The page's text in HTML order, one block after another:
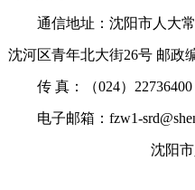
通信地址：沈阳市人大常
沈河区青年北大街26号 邮政
传 真：（024）22736400
电子邮箱：fzw1-
沈阳